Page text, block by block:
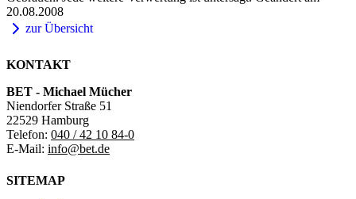
20.08.2008
zur Übersicht
KONTAKT
BET - Michael Mücher
Niendorfer Straße 51
22529 Hamburg
Telefon: 040 / 42 10 84-0
E-Mail: info@bet.de
SITEMAP